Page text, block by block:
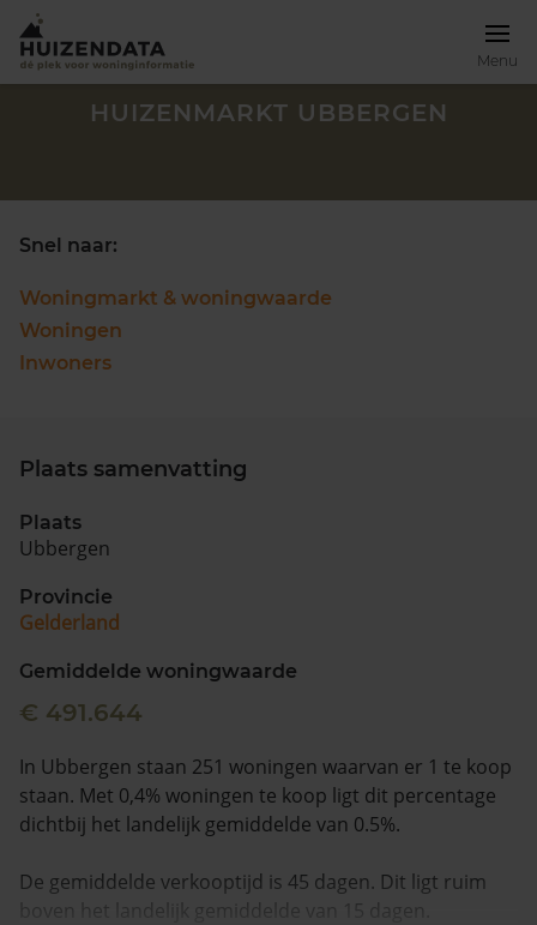
Menu
Zoek een woning
088 220 4200
Maandag t/m vrijdag - 08:00 -18:00
HUIZENMARKT UBBERGEN
Snel naar:
Woningmarkt & woningwaarde
Woningen
Inwoners
Plaats samenvatting
Plaats
Ubbergen
Provincie
Gelderland
Gemiddelde woningwaarde
€ 491.644
In Ubbergen staan 251 woningen waarvan er 1 te koop
staan. Met 0,4% woningen te koop ligt dit percentage
dichtbij het landelijk gemiddelde van 0.5%.
De gemiddelde verkooptijd is 45 dagen. Dit ligt ruim
boven het landelijk gemiddelde van 15 dagen.